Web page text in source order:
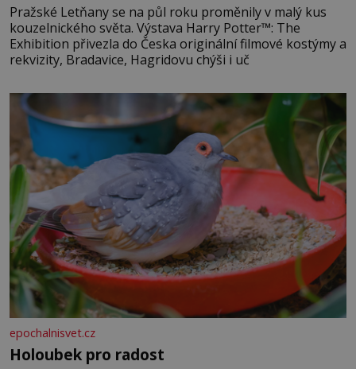
Pražské Letňany se na půl roku proměnily v malý kus
kouzelnického světa. Výstava Harry Potter™: The
Exhibition přivezla do Česka originální filmové kostýmy a
rekvizity, Bradavice, Hagridovu chýši i uč
epochalnisvet.cz
Holoubek pro radost